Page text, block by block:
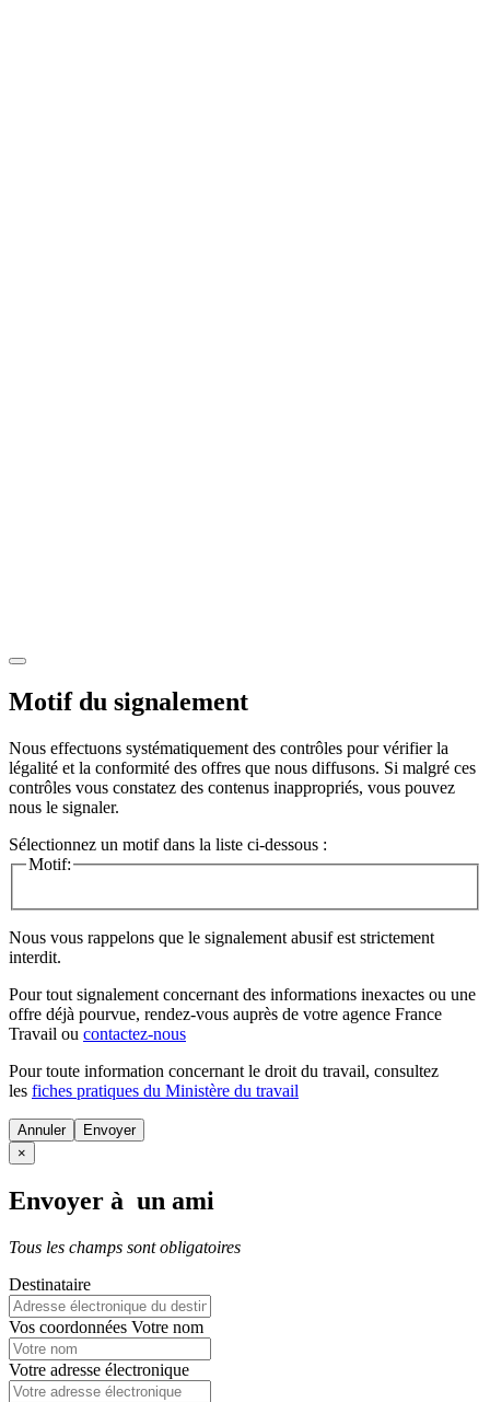
Motif du signalement
Nous effectuons systématiquement des contrôles pour vérifier la
légalité et la conformité des offres que nous diffusons. Si malgré ces
contrôles vous constatez des contenus inappropriés, vous pouvez
nous le signaler.
Sélectionnez un motif dans la liste ci-dessous :
Motif:
Nous vous rappelons que le signalement abusif est strictement
interdit.
Pour tout signalement concernant des informations inexactes ou une
offre déjà pourvue, rendez-vous auprès de votre agence France
Travail ou contactez-nous
Pour toute information concernant le droit du travail, consultez
les fiches pratiques du Ministère du travail
Annuler
×
Envoyer à un ami
Tous les champs sont obligatoires
Destinataire
Vos coordonnées Votre nom
Votre adresse électronique